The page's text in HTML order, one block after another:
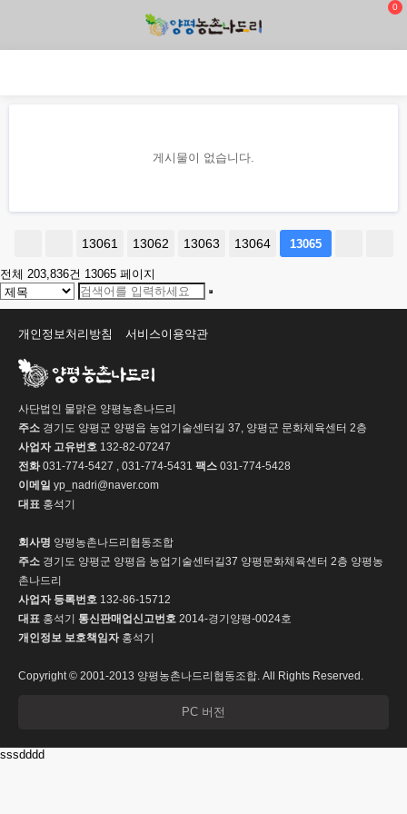
0
게시물이 없습니다.
13061 13062 13063 13064 13065
전체 203,836건 13065 페이지
개인정보처리방침 서비스이용약관
사단법인 물맑은 양평농촌나드리
주소 경기도 양평군 양평읍 농업기술센터길 37, 양평군 문화체육센터 2층
사업자 고유번호 132-82-07247
전화031-774-5427 , 031-774-5431 팩스 031-774-5428
이메일 yp_nadri@naver.com
대표 홍석기
회사명 양평농촌나드리협동조합
주소 경기도 양평군 양평읍 농업기술센터길37 양평문화체육센터 2층 양평농
촌나드리
사업자 등록번호 132-86-15712
대표 홍석기 통신판매업신고번호 2014-경기양평-0024호
개인정보 보호책임자홍석기
Copyright © 2001-2013 양평농촌나드리협동조합. All Rights Reserved.
PC 버전
sssdddd